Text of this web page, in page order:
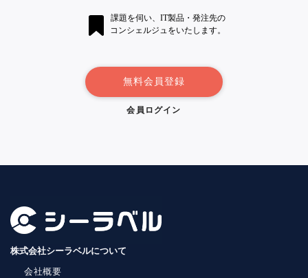
課題を伺い、IT製品・発注先の
コンシェルジュをいたします。
無料会員登録
会員ログイン
株式会社シーラベルについて
会社概要